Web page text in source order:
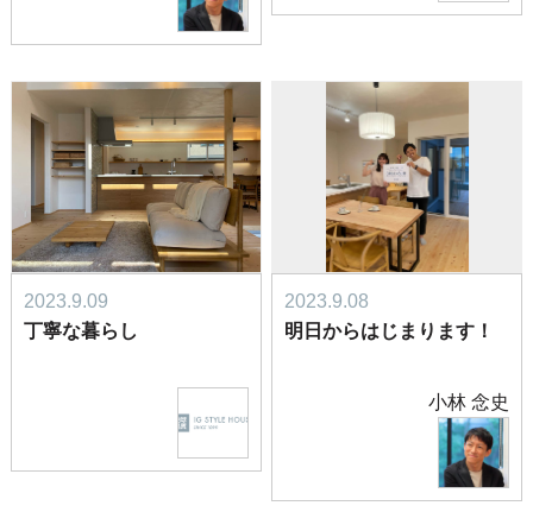
2023.9.09
丁寧な暮らし
2023.9.08
明日からはじまります！
小林 念史